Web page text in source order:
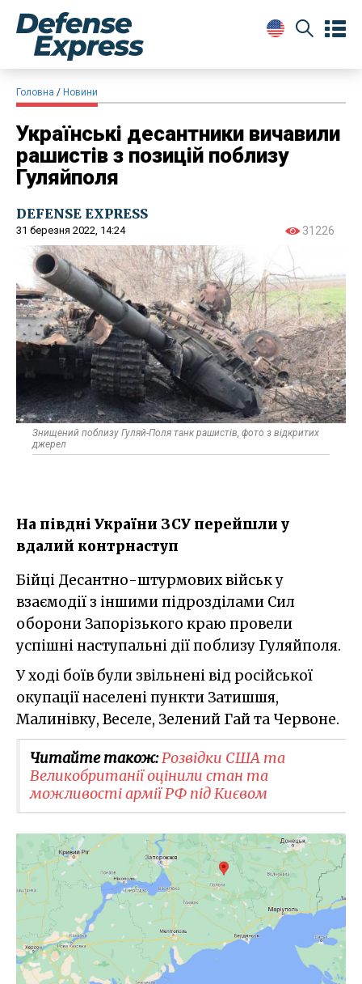
Головна Новини
Українські десантники вичавили
рашистів з позицій поблизу
Гуляйполя
DEFENSE EXPRESS
31 березня 2022, 14:24 31226
Знищений поблизу Гуляй-Поля танк рашистів, фото з відкритих
джерел
На півдні України ЗСУ перейшли у
вдалий контрнаступ
Бійці Десантно-штурмових військ у
взаємодії з іншими підрозділами Сил
оборони Запорізького краю провели
успішні наступальні дії поблизу Гуляйполя.
У ході боїв були звільнені від російської
окупації населені пункти Затишшя,
Малинівку, Веселе, Зелений Гай та Червоне.
Читайте також:Розвідки США та
Великобританії оцінили стан та
можливості армії РФ під Києвом